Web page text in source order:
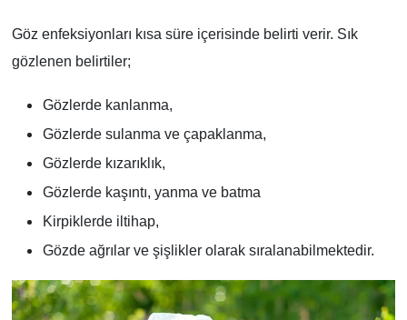
Göz enfeksiyonları kısa süre içerisinde belirti verir. Sık
gözlenen belirtiler;
Gözlerde kanlanma,
Gözlerde sulanma ve çapaklanma,
Gözlerde kızarıklık,
Gözlerde kaşıntı, yanma ve batma
Kirpiklerde iltihap,
Gözde ağrılar ve şişlikler olarak sıralanabilmektedir.